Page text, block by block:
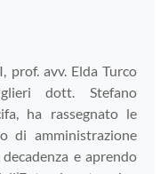
prof. avv. Elda Turco
dott. Stefano
ha rassegnato le
di amministrazione
e aprendo